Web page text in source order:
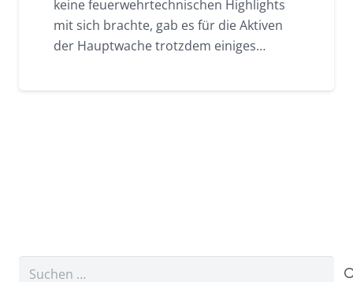
keine feuerwehrtechnischen Highlights
mit sich brachte, gab es für die Aktiven
der Hauptwache trotzdem einiges…
Suchen